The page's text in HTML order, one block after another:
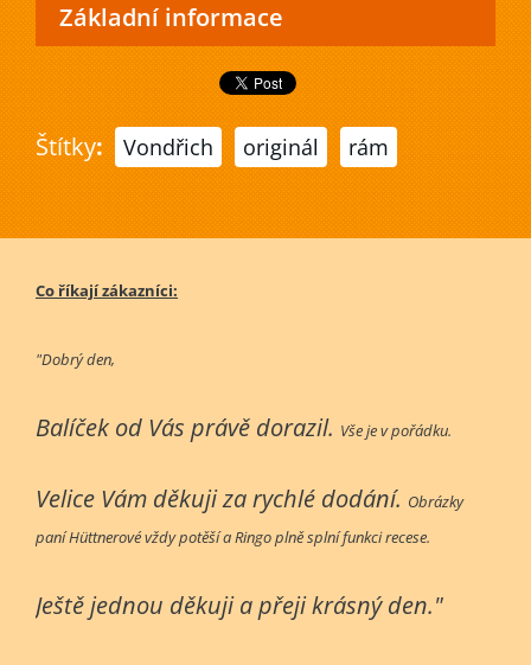
Základní informace
Štítky: Vondřich originál rám
Co říkají zákazníci:
"Dobrý den,
Balíček od Vás právě dorazil. Vše je v pořádku.
Velice Vám děkuji za rychlé dodání. Obrázky
paní Hüttnerové vždy potěší a Ringo plně splní funkci recese.
Ještě jednou děkuji a přeji krásný den."